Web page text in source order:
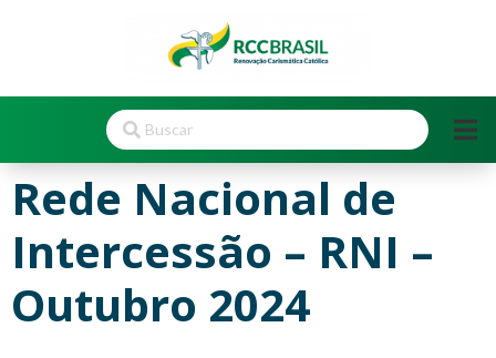
Rede Nacional de
Intercessão – RNI –
Outubro 2024